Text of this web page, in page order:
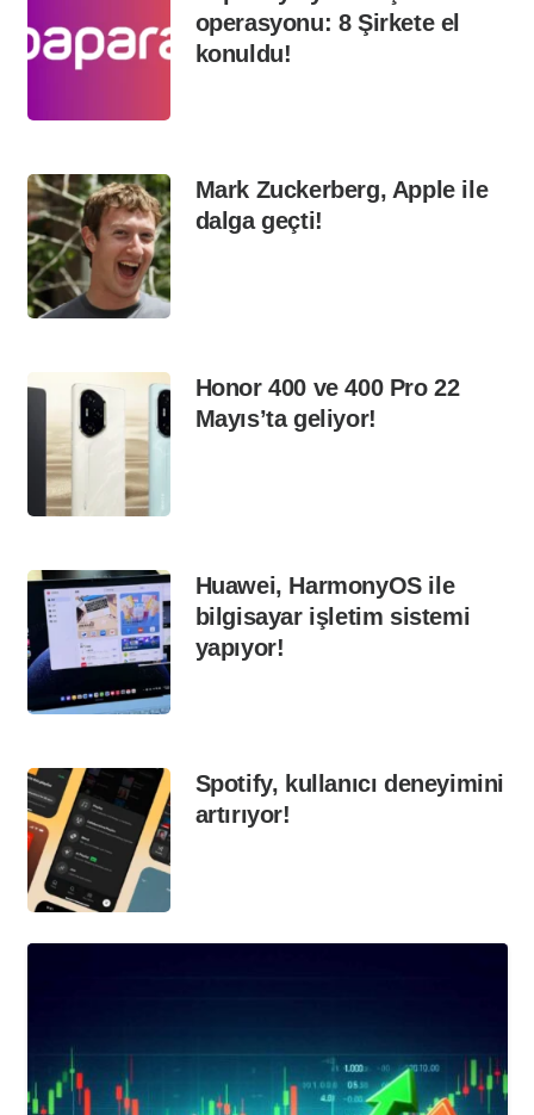
operasyonu: 8 Şirkete el
konuldu!
Mark Zuckerberg, Apple ile
dalga geçti!
Honor 400 ve 400 Pro 22
Mayıs’ta geliyor!
Huawei, HarmonyOS ile
bilgisayar işletim sistemi
yapıyor!
Spotify, kullanıcı deneyimini
artırıyor!